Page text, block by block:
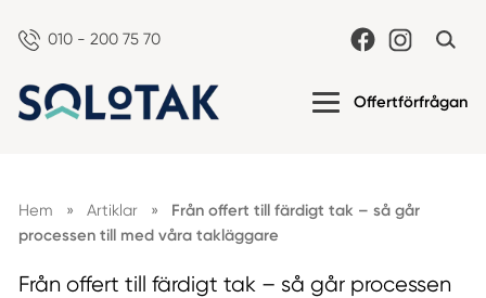
010 - 200 75 70
Offertförfrågan
Hem » Artiklar »
Från offert till färdigt tak – så går
processen till med våra takläggare
Från offert till färdigt tak – så går processen